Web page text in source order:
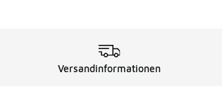
Versandinformationen